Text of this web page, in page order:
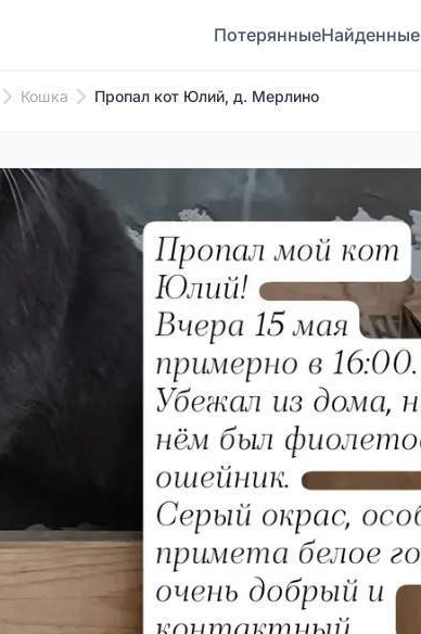
ПотерянныеНайденные
Кошка Пропал кот Юлий, д. Мерлино